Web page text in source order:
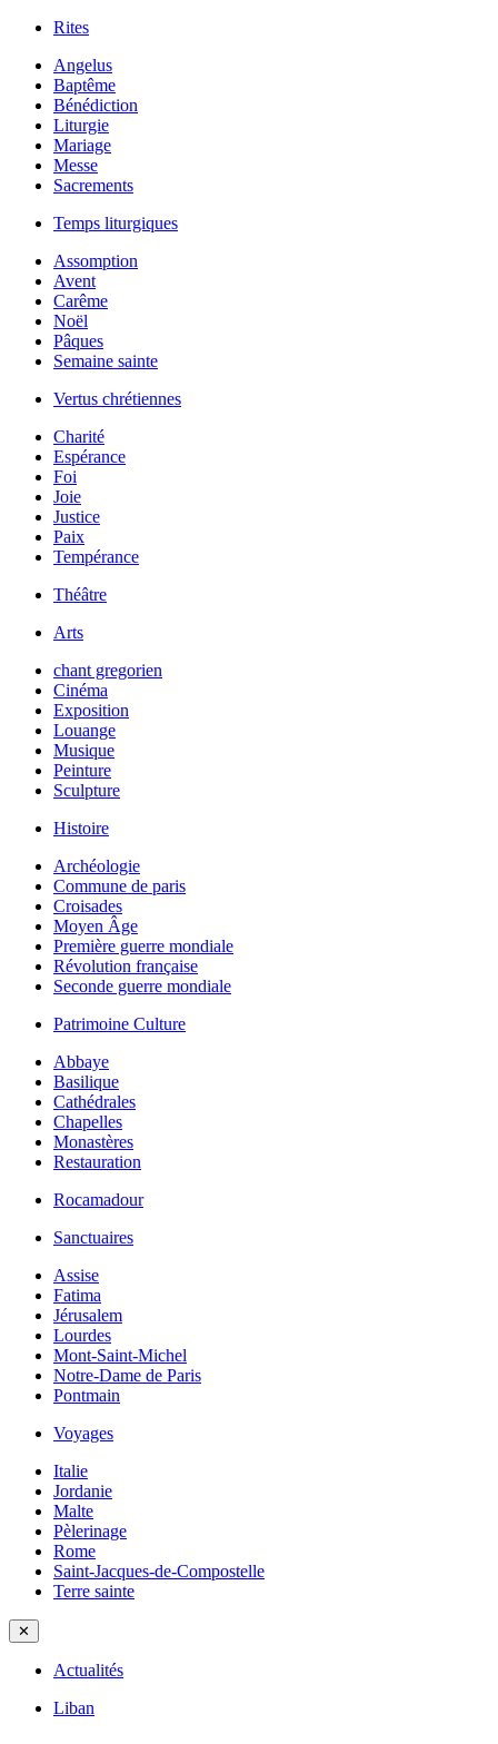
Rites
Angelus
Baptême
Bénédiction
Liturgie
Mariage
Messe
Sacrements
Temps liturgiques
Assomption
Avent
Carême
Noël
Pâques
Semaine sainte
Vertus chrétiennes
Charité
Espérance
Foi
Joie
Justice
Paix
Tempérance
Théâtre
Arts
chant gregorien
Cinéma
Exposition
Louange
Musique
Peinture
Sculpture
Histoire
Archéologie
Commune de paris
Croisades
Moyen Âge
Première guerre mondiale
Révolution française
Seconde guerre mondiale
Patrimoine Culture
Abbaye
Basilique
Cathédrales
Chapelles
Monastères
Restauration
Rocamadour
Sanctuaires
Assise
Fatima
Jérusalem
Lourdes
Mont-Saint-Michel
Notre-Dame de Paris
Pontmain
Voyages
Italie
Jordanie
Malte
Pèlerinage
Rome
Saint-Jacques-de-Compostelle
Terre sainte
✕
Actualités
Liban